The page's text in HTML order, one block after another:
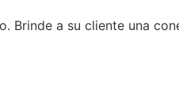
a su cliente una